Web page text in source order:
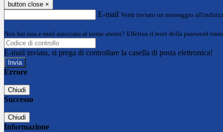
button close ×
E-mail Verrà inviato un messaggio
Non hai una e-mail associata al nome utente? Effettua il reset della password
E-mail inviata, si prega di controllare la casella di posta elettronica!
Errore
Chiudi
Successo
Chiudi
Informazione